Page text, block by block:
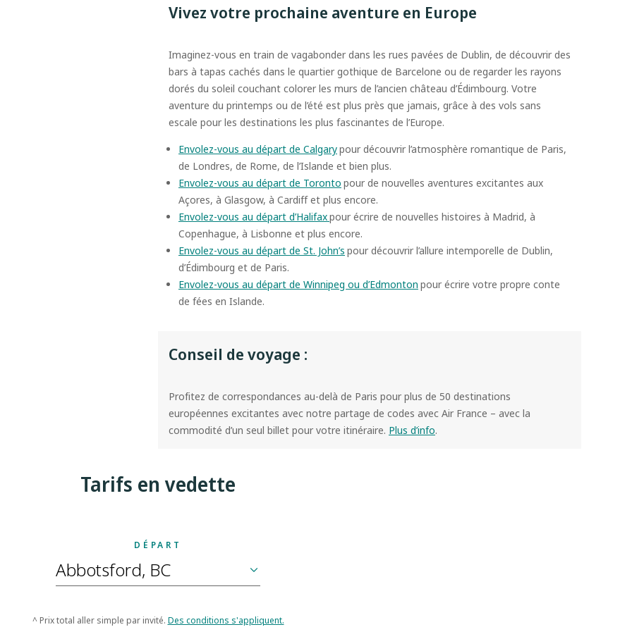
Vivez votre prochaine aventure en Europe
Imaginez-vous en train de vagabonder dans les rues pavées de Dublin, de découvrir des
bars à tapas cachés dans le quartier gothique de Barcelone ou de regarder les rayons
dorés du soleil couchant colorer les murs de l’ancien château d’Édimbourg. Votre
aventure du printemps ou de l’été est plus près que jamais, grâce à des vols sans
escale pour les destinations les plus fascinantes de l’Europe.
Envolez-vous au départ de Calgarypour découvrir l’atmosphère romantique de Paris,
de Londres, de Rome, de l’Islande et bien plus.
Envolez-vous au départ de Toronto pour de nouvelles aventures excitantes aux
Açores, à Glasgow, à Cardiff et plus encore.
Envolez-vous au départ d’Halifaxpour écrire de nouvelles histoires à Madrid, à
Copenhague, à Lisbonne et plus encore.
Envolez-vous au départ de St. John’s pour découvrir l’allure intemporelle de Dublin,
d’Édimbourg et de Paris.
Envolez-vous au départ de Winnipeg ou d’Edmonton pour écrire votre propre conte
de fées en Islande.
Conseil de voyage :
Profitez de correspondances au-delà de Paris pour plus de 50 destinations
européennes excitantes avec notre partage de codes avec Air France – avec la
commodité d’un seul billet pour votre itinéraire. Plus d’info.
Tarifs en vedette
DÉPART
^ Prix total aller simple par invité. Des conditions s'appliquent.